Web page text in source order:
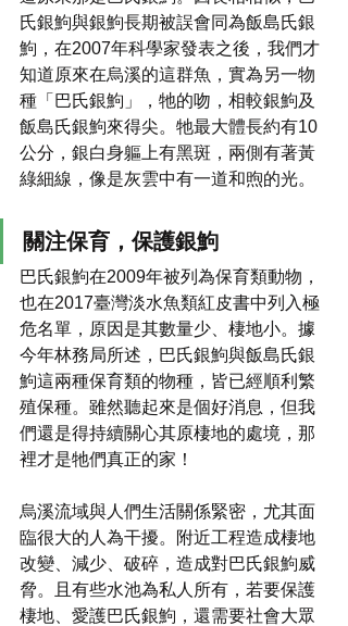
氏銀鮈與銀鮈長期被誤會同為飯島氏銀
鮈，在2007年科學家發表之後，我們才
知道原來在烏溪的這群魚，實為另一物
種「巴氏銀鮈」，牠的吻，相較銀鮈及
飯島氏銀鮈來得尖。牠最大體長約有10
公分，銀白身軀上有黑斑，兩側有著黃
綠細線，像是灰雲中有一道和煦的光。
關注保育，保護銀鮈
巴氏銀鮈在2009年被列為保育類動物，
也在2017臺灣淡水魚類紅皮書中列入極
危名單，原因是其數量少、棲地小。據
今年林務局所述，巴氏銀鮈與飯島氏銀
鮈這兩種保育類的物種，皆已經順利繁
殖保種。雖然聽起來是個好消息，但我
們還是得持續關心其原棲地的處境，那
裡才是牠們真正的家！
烏溪流域與人們生活關係緊密，尤其面
臨很大的人為干擾。附近工程造成棲地
改變、減少、破碎，造成對巴氏銀鮈威
脅。且有些水池為私人所有，若要保護
棲地、愛護巴氏銀鮈，還需要社會大眾